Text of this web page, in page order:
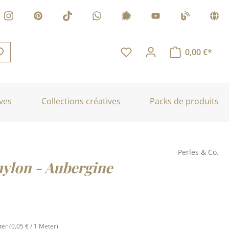
0,00 €*
Collections créatives Packs de produits
Perles & Co.
- Aubergine
(0,05 € / 1 Meter)